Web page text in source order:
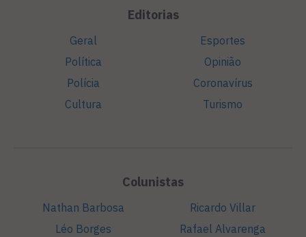
Editorias
Geral
Política
Polícia
Cultura
Esportes
Opinião
Coronavírus
Turismo
Colunistas
Nathan Barbosa
Léo Borges
Ricardo Villar
Rafael Alvarenga